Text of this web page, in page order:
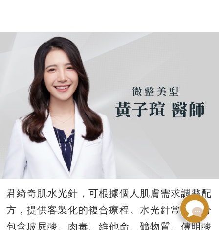
君綺奇肌水光針，可根據個人肌膚需求調整配
方，提供客製化的複合療程。水光針常見成分
包含玻尿酸、肉毒、維他命、礦物質、傳明酸